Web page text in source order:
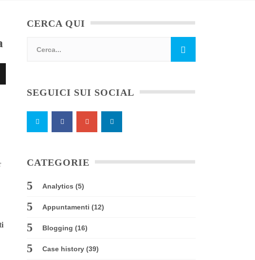
CERCA QUI
SEGUICI SUI SOCIAL
CATEGORIE
Analytics (5)
Appuntamenti (12)
Blogging (16)
Case history (39)